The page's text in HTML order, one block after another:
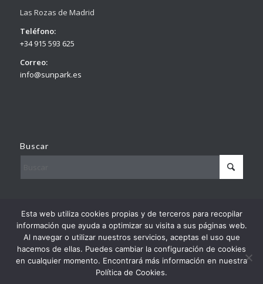
Las Rozas de Madrid
Teléfono:
+34 915 593 625
Correo:
info@sunpark.es
Buscar
© Copyright – Sunpark
By Europa Prefabri
Esta web utiliza cookies propias y de terceros para recopilar
información que ayuda a optimizar su visita a sus páginas web.
Al navegar o utilizar nuestros servicios, aceptas el uso que
hacemos de ellas. Puedes cambiar la configuración de cookies
en cualquier momento. Encontrará más información en nuestra
Política de Cookies.